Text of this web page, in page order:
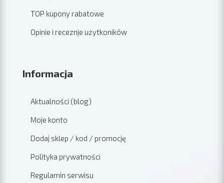
TOP kupony rabatowe
Opinie i receznje użytkoników
Informacja
Aktualności (blog)
Moje konto
Dodaj sklep / kod / promocję
Polityka prywatności
Regulamin serwisu